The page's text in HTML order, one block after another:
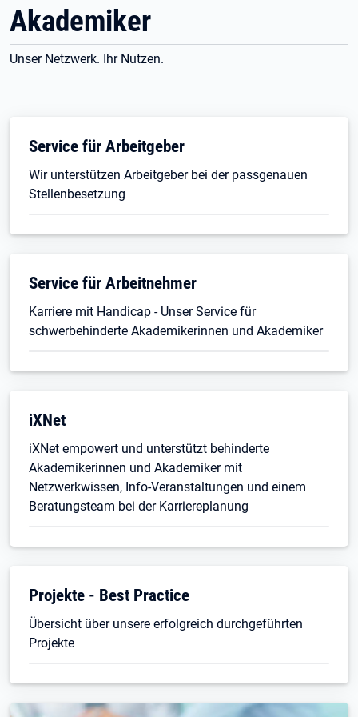
Akademiker
Unser Netzwerk. Ihr Nutzen.
Service für Arbeitgeber
Wir unterstützen Arbeitgeber bei der passgenauen
Stellenbesetzung
Service für Arbeitnehmer
Karriere mit Handicap - Unser Service für
schwerbehinderte Akademikerinnen und Akademiker
iXNet
iXNet empowert und unterstützt behinderte
Akademikerinnen und Akademiker mit
Netzwerkwissen, Info-Veranstaltungen und einem
Beratungsteam bei der Karriereplanung
Projekte - Best Practice
Übersicht über unsere erfolgreich durchgeführten
Projekte